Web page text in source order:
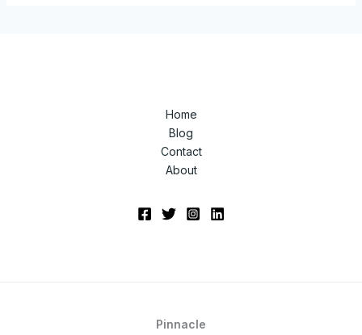
Home
Blog
Contact
About
Pinnacle